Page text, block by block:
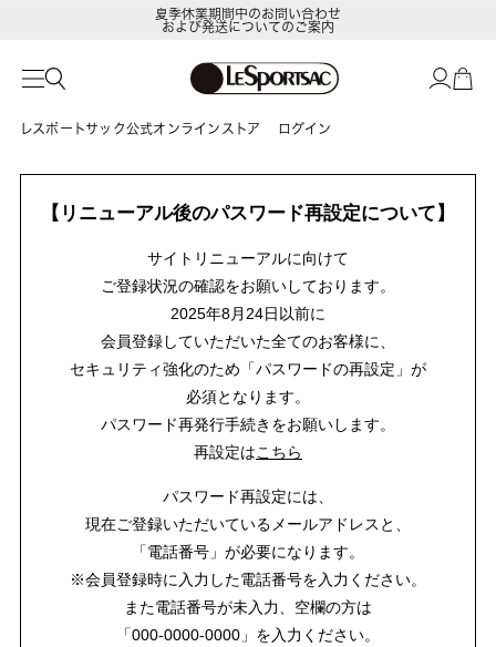
夏季休業期間中のお問い合わせ
および発送についてのご案内
レスポートサック公式オンラインストア ログイン
【リニューアル後のパスワード再設定について】
サイトリニューアルに向けて
ご登録状況の確認をお願いしております。
2025年8月24日以前に
会員登録していただいた全てのお客様に、
セキュリティ強化のため「パスワードの再設定」が
必須となります。
パスワード再発行手続きをお願いします。
再設定はこちら
パスワード再設定には、
現在ご登録いただいているメールアドレスと、
「電話番号」が必要になります。
※会員登録時に入力した電話番号を入力ください。
また電話番号が未入力、空欄の方は
「000-0000-0000」を入力ください。